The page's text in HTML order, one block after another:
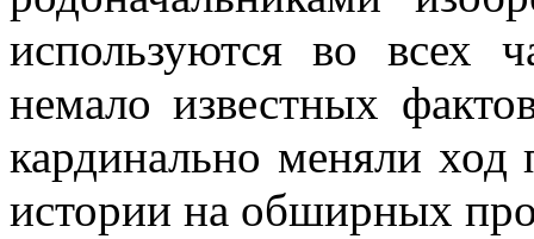
используются во всех
немало известных
кардинально меняли ход
истории на обширных